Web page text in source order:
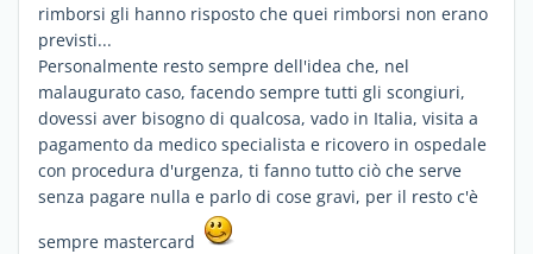
rimborsi gli hanno risposto che quei rimborsi non erano
previsti...
Personalmente resto sempre dell'idea che, nel
malaugurato caso, facendo sempre tutti gli scongiuri,
dovessi aver bisogno di qualcosa, vado in Italia, visita a
pagamento da medico specialista e ricovero in ospedale
con procedura d'urgenza, ti fanno tutto ciò che serve
senza pagare nulla e parlo di cose gravi, per il resto c'è
sempre mastercard